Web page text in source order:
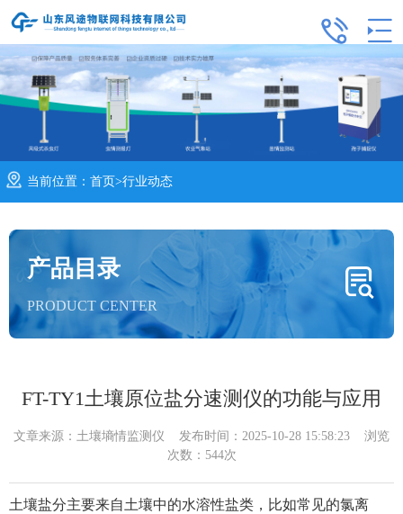
当前位置： 首页>行业动态
产品目录
PRODUCT CENTER
FT-TY1土壤原位盐分速测仪的功能与应用
文章来源： 土壤墒情监测仪 发布时间：2025-10-28 15:58:23 浏览
次数：544次
土壤盐分主要来自土壤中的水溶性盐类，比如常见的氯离